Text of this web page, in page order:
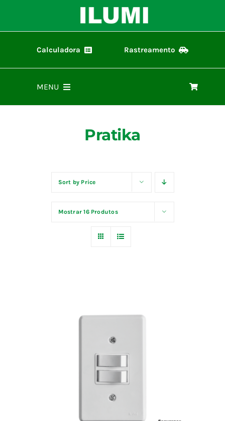
o
Calculadora Rastreamento
MENU
Representantes
Materiais
Calculadoras
Rastreamento de Pedidos
Área do representante ILUMI
Pratika
Sort by Price
Mostrar16 Produtos